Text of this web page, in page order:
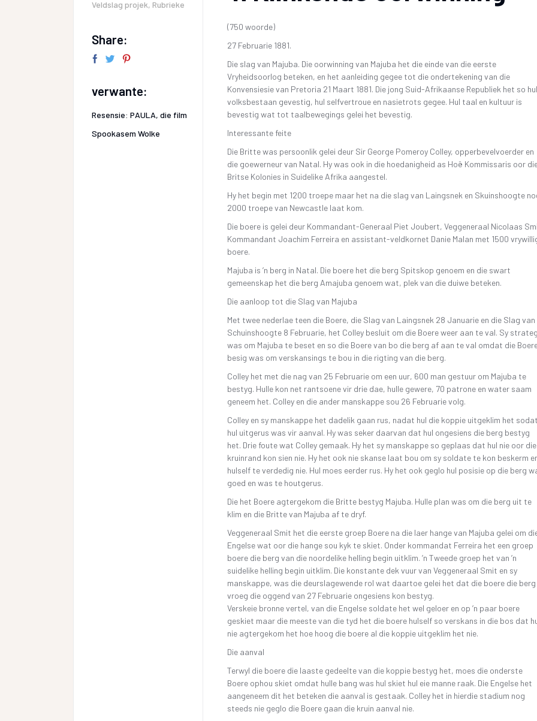
22 OKTOBER 2016 – 1STE GALA AAND
VERGETE HELDE UIT
VRYSTAATSTORIES
ASWEGEN
KINDERLIEDJIES
PLAGIAAT/
Veldslag projek, Rubrieke
Share:
verwante:
Resensie: PAULA, die film
Spookasem Wolke
(750 woorde)
27 Februarie 1881.
Die slag van Majuba. Die oorwinning van Majuba het die einde van die eerste
Vryheidsoorlog beteken, en het aanleiding gegee tot die ondertekening van die
Konvensiesie van Pretoria 21 Maart 1881. Die jong Suid-Afrikaanse Republiek het so hul
volksbestaan gevestig, hul selfvertroue en nasietrots gegee. Hul taal en kultuur is
bevestig wat tot taalbewegings gelei het bevestig.
Interessante feite
Die Britte was persoonlik gelei deur Sir George Pomeroy Colley, opperbevelvoerder en
die goewerneur van Natal. Hy was ook in die hoedanigheid as Hoë Kommissaris oor
Britse Kolonies in Suidelike Afrika aangestel.
Hy het begin met 1200 troepe maar het na die slag van Laingsnek en Skuinshoogte
2000 troepe van Newcastle laat kom.
Die boere is gelei deur Kommandant-Generaal Piet Joubert, Veggeneraal Nicolaas
Kommandant Joachim Ferreira en assistant-veldkornet Danie Malan met 1500
boere.
Majuba is ’n berg in Natal. Die boere het die berg Spitskop genoem en die swart
gemeenskap het die berg Amajuba genoem wat, plek van die duiwe beteken.
Die aanloop tot die Slag van Majuba
Met twee nederlae teen die Boere, die Slag van Laingsnek 28 Januarie en die Slag van
Schuinshoogte 8 Februarie, het Colley besluit om die Boere weer aan te val. Sy
was om Majuba te beset en so die Boere van bo die berg af aan te val omdat die
besig was om verskansings te bou in die rigting van die berg.
Colley het met die nag van 25 Februarie om een uur, 600 man gestuur om Majuba te
bestyg. Hulle kon net rantsoene vir drie dae, hulle gewere, 70 patrone en water saam
geneem het. Colley en die ander manskappe sou 26 Februarie volg.
Colley en sy manskappe het dadelik gaan rus, nadat hul die koppie uitgeklim het sodat
hul uitgerus was vir aanval. Hy was seker daarvan dat hul ongesiens die berg bestyg
het. Drie foute wat Colley gemaak. Hy het sy manskappe so geplaas dat hul nie oor die
kruinrand kon sien nie. Hy het ook nie skanse laat bou om sy soldate te kon beskerm
hulself te verdedig nie. Hul moes eerder rus. Hy het ook geglo hul posisie op die berg
goed en was te houtgerus.
Die het Boere agtergekom die Britte bestyg Majuba. Hulle plan was om die berg uit te
klim en die Britte van Majuba af te dryf.
Veggeneraal Smit het die eerste groep Boere na die laer hange van Majuba gelei om
Engelse wat oor die hange sou kyk te skiet. Onder kommandat Ferreira het een groep
boere die berg van die noordelike helling begin uitklim. ’n Tweede groep het van ’n
suidelike helling begin uitklim. Die konstante dek vuur van Veggeneraal Smit en sy
manskappe, was die deurslagewende rol wat daartoe gelei het dat die boere die berg
vroeg die oggend van 27 Februarie ongesiens kon bestyg.
Verskeie bronne vertel, van die Engelse soldate het wel geloer en op ’n paar boere
geskiet maar die meeste van die tyd het die boere hulself so verskans in die bos dat
nie agtergekom het hoe hoog die boere al die koppie uitgeklim het nie.
Die aanval
Terwyl die boere die laaste gedeelte van die koppie bestyg het, moes die onderste
Boere ophou skiet omdat hulle bang was hul skiet hul eie manne raak. Die Engelse het
aangeneem dit het beteken die aanval is gestaak. Colley het in hierdie stadium nog
steeds nie geglo die Boere gaan die kruin aanval nie.